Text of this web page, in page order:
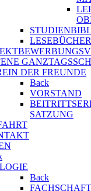
DER FREUNDE
Back
VORSTAND
SATZUNG
Back
FACHSCHAFT